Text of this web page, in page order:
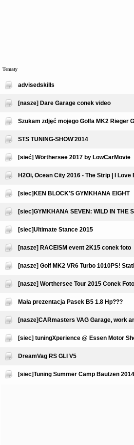
Tematy
advisedskills
[nasze] Dare Garage conek video
Szukam zdjęć mojego Golfa MK2 Rieger
STS TUNING-SHOW'2014
[sieć] Wörthersee 2017 by LowCarMovie
H2Oi, Ocean City 2016 - The Strip | I Love
[siec]KEN BLOCK'S GYMKHANA EIGHT
[siec]GYMKHANA SEVEN: WILD IN THE
[siec]Ultimate Stance 2015
[nasze] RACEISM event 2K15 conek foto
[nasze] Golf MK2 VR6 Turbo 1010PS!
[nasze] Worthersee Tour 2015 Conek Foto
Mała prezentacja Pasek B5 1.8 Hp???
[nasze]CARmasters VAG Garage, work
[siec] tuningXperience @ Essen Motor
DreamVag RS GLI V5
[siec]Tuning Summer Camp Bautzen 2014